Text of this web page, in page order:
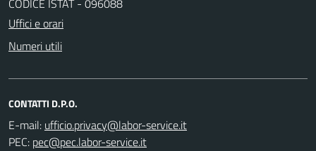
Uffici e orari
Numeri utili
CONTATTI D.P.O.
E-mail:
PEC: